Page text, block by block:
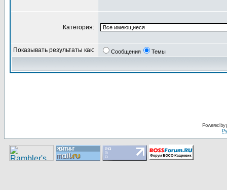
Категория:
Показывать результаты как: Сообщения Темы
Pоwerеd by